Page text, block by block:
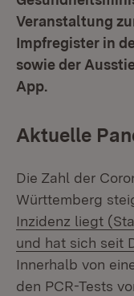
Veranstaltung
Impfregister in
sowie der
App.
Aktuelle
Die Zahl der
Württemberg
Inzidenz liegt
und hat sich seit
Innerhalb von
den PCR-Tests